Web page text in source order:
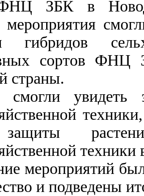
ЗБК в
мероприятия
гибридов
сортов ФНЦ
страны.
смогли увидеть
защиты
мероприятий
и подведены